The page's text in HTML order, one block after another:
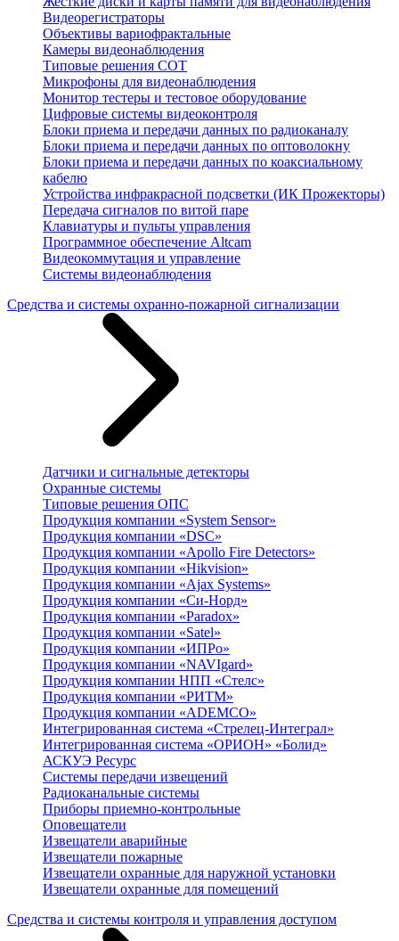
Видеорегистраторы
Объективы вариофрактальные
Камеры видеонаблюдения
Типовые решения СОТ
Микрофоны для видеонаблюдения
Монитор тестеры и тестовое оборудование
Цифровые системы видеоконтроля
Блоки приема и передачи данных по радиоканалу
Блоки приема и передачи данных по оптоволокну
Блоки приема и передачи данных по коаксиальному
кабелю
Устройства инфракрасной подсветки (ИК Прожекторы)
Передача сигналов по витой паре
Клавиатуры и пульты управления
Программное обеспечение Altcam
Видеокоммутация и управление
Системы видеонаблюдения
Средства и системы охранно-пожарной сигнализации
Датчики и сигнальные детекторы
Охранные системы
Типовые решения ОПС
Продукция компании «System Sensor»
Продукция компании «DSC»
Продукция компании «Apollo Fire Detectors»
Продукция компании «Hikvision»
Продукция компании «Ajax Systems»
Продукция компании «Си-Норд»
Продукция компании «Paradox»
Продукция компании «Satel»
Продукция компании «ИПРо»
Продукция компании «NAVIgard»
Продукция компании НПП «Стелс»
Продукция компании «РИТМ»
Продукция компании «ADEMCO»
Интегрированная система «Стрелец-Интеграл»
Интегрированная система «ОРИОН» «Болид»
АСКУЭ Ресурс
Системы передачи извещений
Радиоканальные системы
Приборы приемно-контрольные
Оповещатели
Извещатели аварийные
Извещатели пожарные
Извещатели охранные для наружной установки
Извещатели охранные для помещений
Средства и системы контроля и управления доступом